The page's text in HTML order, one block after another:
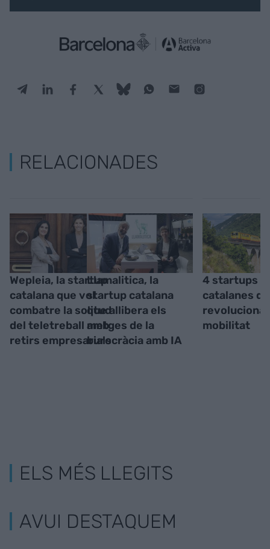
RELACIONADES
Wepleia, la startup
catalana que vol
combatre la solitud
del teletreball amb
retirs empresarials
Llamalitica, la
startup catalana
que allibera els
metges de la
burocràcia amb IA
4 startups
catalanes
mobilitat
ELS MÉS LLEGITS
AVUI DESTAQUEM